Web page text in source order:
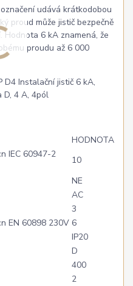
udává krátkodobou
proud může jistič bezpečně
Hodnota 6 kA znamená, že
proudu až 6 000
HODNOTA
IEC 60947-2
10
NE
AC
3
EN 60898 230V 6
IP20
D
400
2